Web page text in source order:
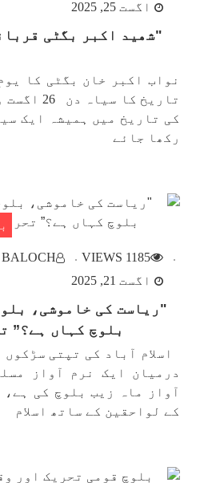
اگست 25, 2025
"شھید اکبر بگٹی
نواب اکبر خان بگٹی کا
تاریخ کا
کی تاریخ میں ہمیشہ ایک
رکھا جائے
1185 VIEWS
اگست 21, 2025
"ریاست کی خاموشی،
بلوچ کہاں ہے؟”
اسلام آباد کی تپتی
درمیان ایک نرم آواز
آواز ماہ زیب بلوچ کی ہے،
کے لواحقین کے ساتھ اسلام